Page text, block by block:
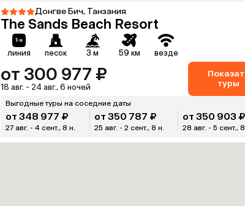
Донгве Бич, Танзания
The Sands Beach Resort
линия песок 3 м 59 км везде
от 300 977 ₽
18 авг. - 24 авг., 6 ночей
туры
Выгодные туры на соседние даты
от 348 977 ₽
27 авг. - 4 сент., 8 н.
от 350 787 ₽
25 авг. - 2 сент., 8 н.
от 350 903 ₽
28 авг. - 5 сент., 8